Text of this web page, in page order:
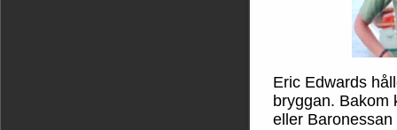
Eric Edwards
bryggan. Bakom
eller